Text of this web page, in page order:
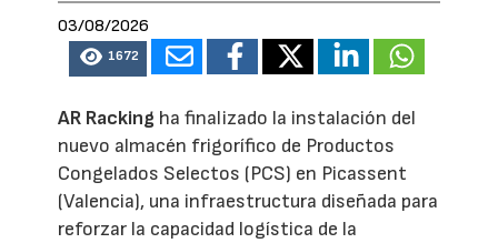
03/08/2026
1672
AR Racking ha finalizado la instalación del
nuevo almacén frigorífico de Productos
Congelados Selectos (PCS) en Picassent
(Valencia), una infraestructura diseñada para
reforzar la capacidad logística de la